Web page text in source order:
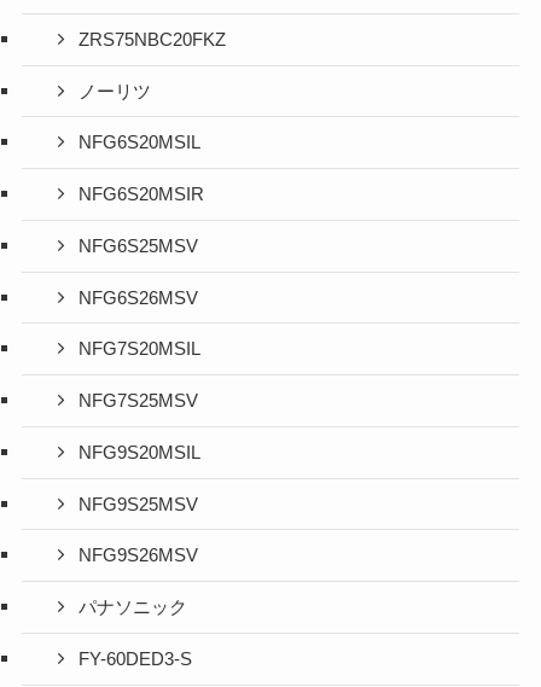
ZRS75NBC20FKZ
ノーリツ
NFG6S20MSIL
NFG6S20MSIR
NFG6S25MSV
NFG6S26MSV
NFG7S20MSIL
NFG7S25MSV
NFG9S20MSIL
NFG9S25MSV
NFG9S26MSV
パナソニック
FY-60DED3-S